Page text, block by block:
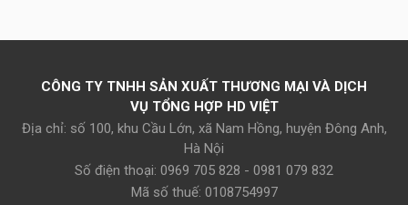
CÔNG TY TNHH SẢN XUẤT THƯƠNG MẠI VÀ DỊCH
VỤ TỔNG HỢP HD VIỆT
Địa chỉ: số 100, khu Cầu Lớn, xã Nam Hồng, huyện Đông Anh,
Hà Nội
Số điện thoại: 0969 705 828 - 0981 079 832
Mã số thuế: 0108754997